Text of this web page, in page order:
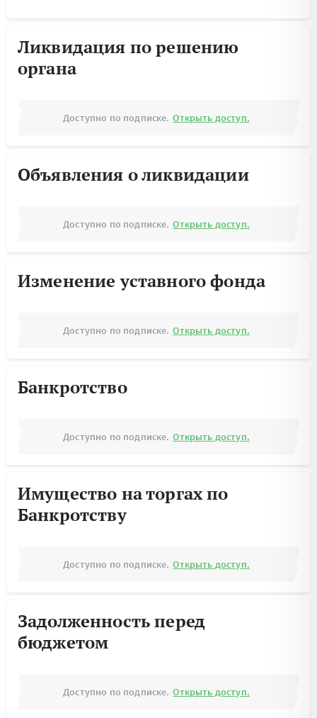
Ликвидация по решению
органа
Доступно по подписке. Открыть доступ.
Объявления о ликвидации
Доступно по подписке. Открыть доступ.
Изменение уставного фонда
Доступно по подписке. Открыть доступ.
Банкротство
Доступно по подписке. Открыть доступ.
Имущество на торгах по
Банкротству
Доступно по подписке. Открыть доступ.
Задолженность перед
бюджетом
Доступно по подписке. Открыть доступ.